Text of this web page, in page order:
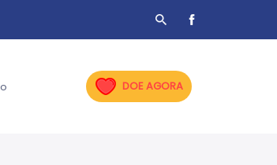
DOE AGORA